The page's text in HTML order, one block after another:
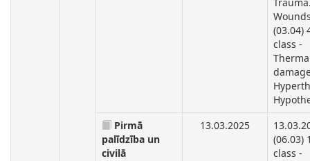
(03.04)
class -
Pirmā
palīdzība un
civilā
13.03.2025
(06.03)
class -